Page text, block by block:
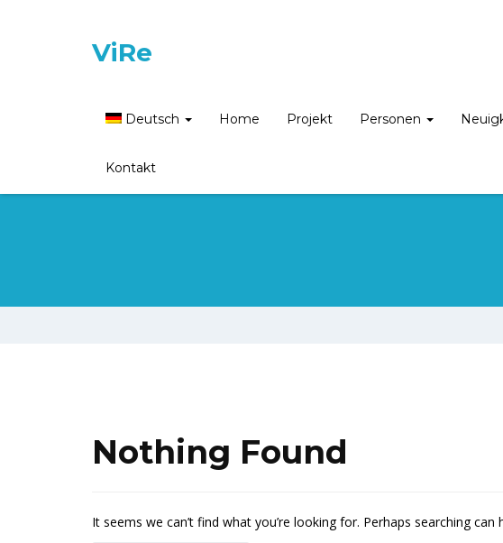
ViRe
Deutsch Home Projekt Personen
Kontakt
Nothing Found
It seems we can’t find what you’re looking for. Perhaps searching can